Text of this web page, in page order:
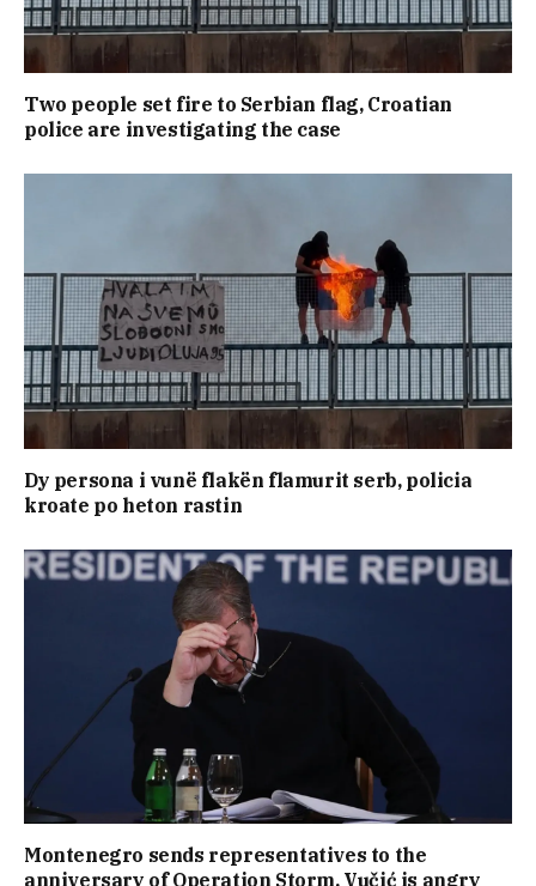
Two people set fire to Serbian flag, Croatian
police are investigating the case
Dy persona i vunë flakën flamurit serb, policia
kroate po heton rastin
Montenegro sends representatives to the
anniversary of Operation Storm, Vučić is angry